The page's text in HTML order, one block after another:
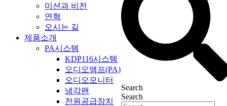
미션과 비전
연혁
오시는 길
제품소개
PA시스템
KDP116시스템
오디오앰프(PA)
오디오모니터
냉각팬
전원공급장치
Search
Search